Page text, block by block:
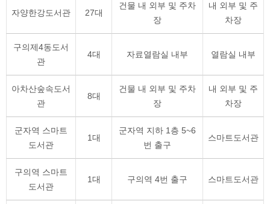
자양한강도서관 27대
건물 내 외부 및 주차
장
내 외부 및 주
차장
구의제4동도서
관
4대 자료열람실 내부 열람실 내부
아차산숲속도서
관
8대
건물 내 외부 및 주차
장
내 외부 및 주
차장
군자역 스마트
도서관
1대
군자역 지하 1층 5~6
번 출구
스마트도서관
구의역 스마트
도서관
1대 구의역 4번 출구 스마트도서관